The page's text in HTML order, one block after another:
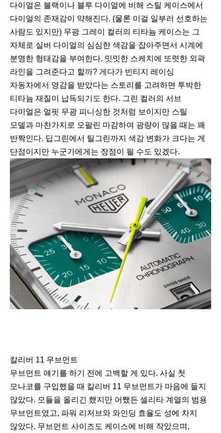
다이얼은 블랙이나 블루 다이얼에 비해 스틸 케이스에서
다이얼의 존재감이 약해진다. (물론 이걸 일부러 선호하는
사람도 있지만) 무광 그레이 컬러의 티타늄 케이스는 그
자체로 실버 다이얼의 심심한 색감을 잡아주면서 시계에
분명한 형태감을 부여한다. 밋밋한 스케치에 또렷한 외곽
라인을 그려준다고 할까? 게다가 빈티지 레이싱
자동차에서 영감을 받았다는 스토리를 고려하면 투박한
티타늄 재질이 납득되기도 한다. 그린 컬러의 서브
다이얼은 얼핏 무광 피니싱한 것처럼 보이지만 스틸
모델과 마찬가지로 오팔린 마감하여 광량이 많을 때는 꽤
반짝인다. 딥그린에서 틸그린까지 색감 변화가 크다는 게
단점이지만 누군가에게는 장점이 될 수도 있겠다.
칼리버 11 무브먼트
무브먼트 얘기를 하기 전에 고백할 게 있다. 사실 첫
모나코를 구입했을 때 칼리버 11 무브먼트가 마음에 들지
않았다. 모듈을 올리긴 했지만 어쨌든 셀리타 계열의 범용
무브먼트였고, 파워 리저브와 와인딩 효율도 성에 차지
않았다. 무브먼트 사이즈도 케이스에 비해 작았으며,